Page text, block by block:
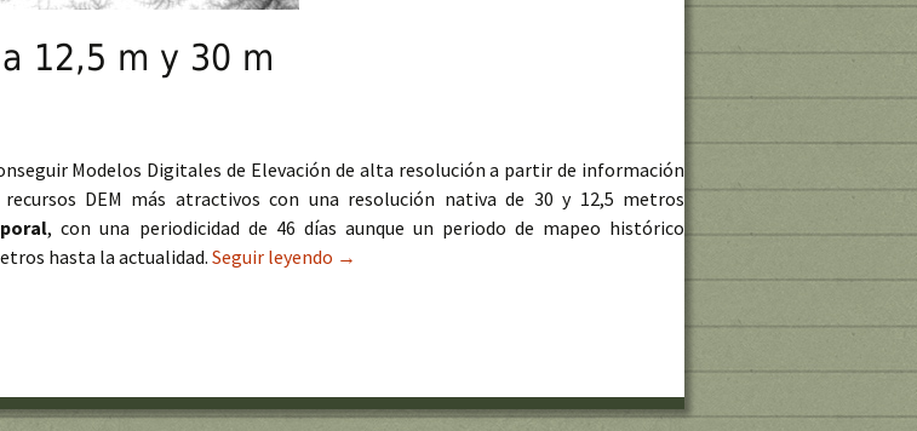
a 12,5 m y 30 m
Modelos Digitales de Elevación de alta resolución a partir de información
DEM más atractivos con una resolución nativa de 30 y 12,5 metros
, con una periodicidad de 46 días aunque un periodo de mapeo histórico
hasta la actualidad. Seguir leyendo Descarga ALOS PALSAR DEM a 12,5 m y 30 m
→